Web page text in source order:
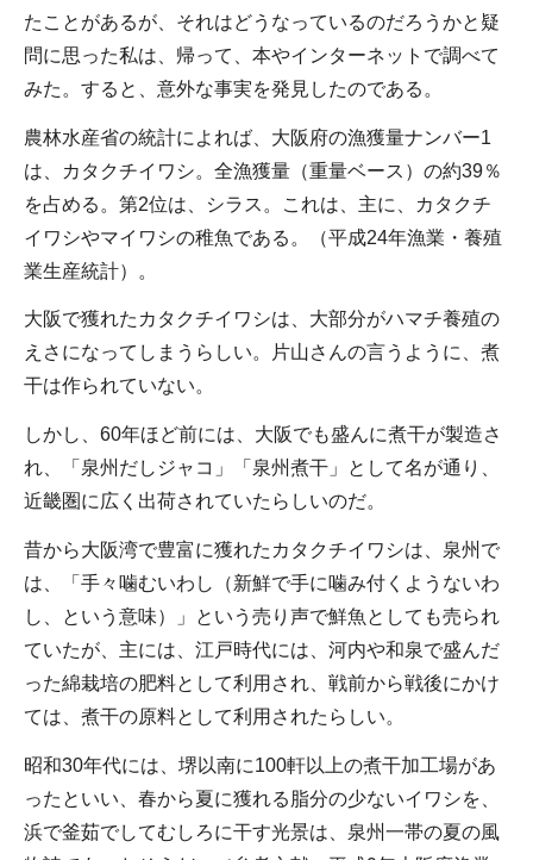
たことがあるが、それはどうなっているのだろうかと疑
問に思った私は、帰って、本やインターネットで調べて
みた。すると、意外な事実を発見したのである。
農林水産省の統計によれば、大阪府の漁獲量ナンバー1
は、カタクチイワシ。全漁獲量（重量ベース）の約39％
を占める。第2位は、シラス。これは、主に、カタクチ
イワシやマイワシの稚魚である。（平成24年漁業・養殖
業生産統計）。
大阪で獲れたカタクチイワシは、大部分がハマチ養殖の
えさになってしまうらしい。片山さんの言うように、煮
干は作られていない。
しかし、60年ほど前には、大阪でも盛んに煮干が製造さ
れ、「泉州だしジャコ」「泉州煮干」として名が通り、
近畿圏に広く出荷されていたらしいのだ。
昔から大阪湾で豊富に獲れたカタクチイワシは、泉州で
は、「手々噛むいわし（新鮮で手に噛み付くようないわ
し、という意味）」という売り声で鮮魚としても売られ
ていたが、主には、江戸時代には、河内や和泉で盛んだ
った綿栽培の肥料として利用され、戦前から戦後にかけ
ては、煮干の原料として利用されたらしい。
昭和30年代には、堺以南に100軒以上の煮干加工場があ
ったといい、春から夏に獲れる脂分の少ないイワシを、
浜で釜茹でしてむしろに干す光景は、泉州一帯の夏の風